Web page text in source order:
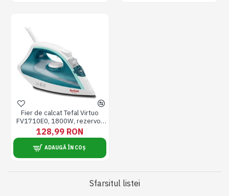
Fier de calcat Tefal Virtuo
FV1710E0, 1800W, rezervor
apa 0.2L, jet de abur 80g/min,
abur variabil 20g/min, functie
anticalcar, Alb
128,99 RON
ADAUGĂ ÎN COȘ
Sfarsitul listei